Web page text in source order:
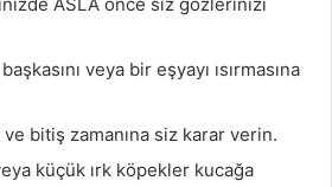
veya bir eşyayı ısırmasına
bitiş zamanına siz karar verin.
küçük ırk köpekler kucağa